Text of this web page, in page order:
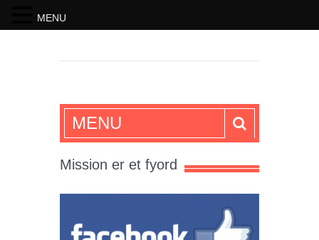
SKRIFTEN
MENU
Mission er et fyord
MENU